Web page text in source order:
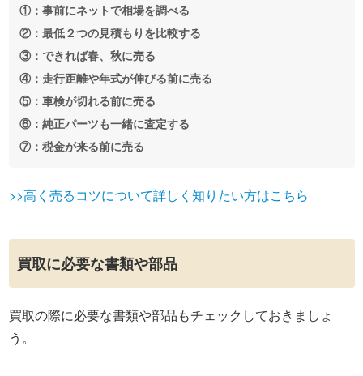
①：事前にネットで相場を調べる
②：最低２つの見積もりを比較する
③：できれば春、秋に売る
④：走行距離や年式が伸びる前に売る
⑤：車検が切れる前に売る
⑥：純正パーツも一緒に査定する
⑦：税金が来る前に売る
>>高く売るコツについて詳しく知りたい方はこちら
買取に必要な書類や部品
買取の際に必要な書類や部品もチェックしておきましょ
う。